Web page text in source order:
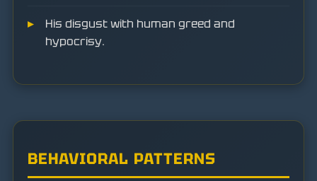
His disgust with human greed and
hypocrisy.
BEHAVIORAL PATTERNS